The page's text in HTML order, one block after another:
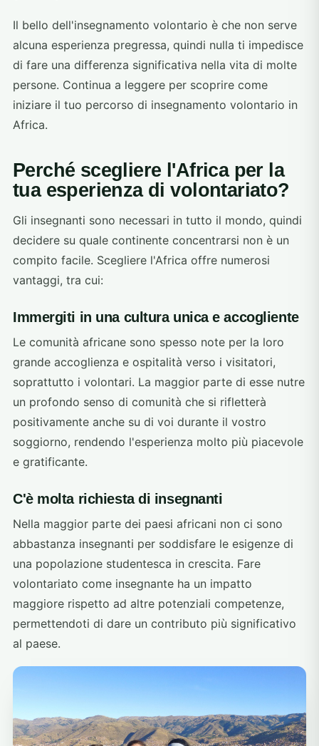
Il bello dell'insegnamento volontario è che non serve
alcuna esperienza pregressa, quindi nulla ti impedisce
di fare una differenza significativa nella vita di molte
persone. Continua a leggere per scoprire come
iniziare il tuo percorso di insegnamento volontario in
Africa.
Perché scegliere l'Africa per la
tua esperienza di volontariato?
Gli insegnanti sono necessari in tutto il mondo, quindi
decidere su quale continente concentrarsi non è un
compito facile. Scegliere l'Africa offre numerosi
vantaggi, tra cui:
Immergiti in una cultura unica e accogliente
Le comunità africane sono spesso note per la loro
grande accoglienza e ospitalità verso i visitatori,
soprattutto i volontari. La maggior parte di esse nutre
un profondo senso di comunità che si rifletterà
positivamente anche su di voi durante il vostro
soggiorno, rendendo l'esperienza molto più piacevole
e gratificante.
C'è molta richiesta di insegnanti
Nella maggior parte dei paesi africani non ci sono
abbastanza insegnanti per soddisfare le esigenze di
una popolazione studentesca in crescita. Fare
volontariato come insegnante ha un impatto
maggiore rispetto ad altre potenziali competenze,
permettendoti di dare un contributo più significativo
al paese.